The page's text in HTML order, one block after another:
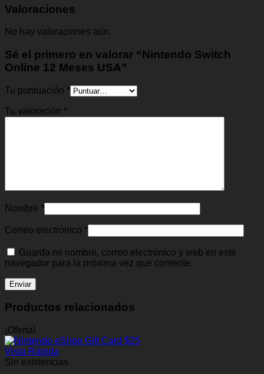
Valoraciones
No hay valoraciones aún.
Sé el primero en valorar “Nintendo Switch
Online 12 Meses USA”
Tu puntuación *
Tu valoración *
Nombre *
Correo electrónico *
Guarda mi nombre, correo electrónico y web en este
navegador para la próxima vez que comente.
Productos relacionados
¡Oferta!
Vista Rápida
Sin existencias